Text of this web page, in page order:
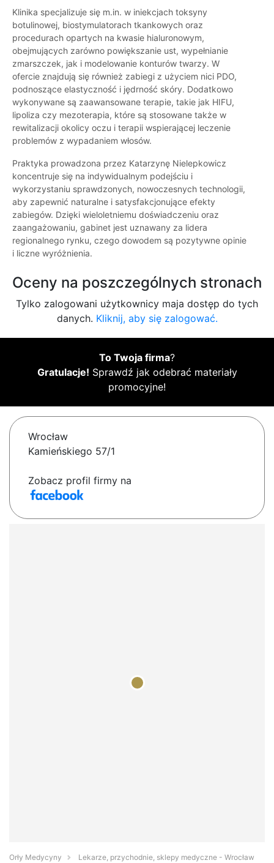
Klinika specjalizuje się m.in. w iniekcjach toksyny
botulinowej, biostymulatorach tkankowych oraz
procedurach opartych na kwasie hialuronowym,
obejmujących zarówno powiększanie ust, wypełnianie
zmarszczek, jak i modelowanie konturów twarzy. W
ofercie znajdują się również zabiegi z użyciem nici PDO,
podnoszące elastyczność i jędrność skóry. Dodatkowo
wykonywane są zaawansowane terapie, takie jak HIFU,
lipoliza czy mezoterapia, które są stosowane także w
rewitalizacji okolicy oczu i terapii wspierającej leczenie
problemów z wypadaniem włosów.
Praktyka prowadzona przez Katarzynę Nielepkowicz
koncentruje się na indywidualnym podejściu i
wykorzystaniu sprawdzonych, nowoczesnych technologii,
aby zapewnić naturalne i satysfakcjonujące efekty
zabiegów. Dzięki wieloletniemu doświadczeniu oraz
zaangażowaniu, gabinet jest uznawany za lidera
regionalnego rynku, czego dowodem są pozytywne opinie
i liczne wyróżnienia.
Oceny na poszczególnych stronach
Tylko zalogowani użytkownicy maja dostęp do tych
danych. Kliknij, aby się zalogować.
To Twoja firma?
Gratulacje! Sprawdź jak odebrać materiały
promocyjne!
Wrocław
Kamieńskiego 57/1
Zobacz profil firmy na
Orły Medycyny
Lekarze, przychodnie, sklepy medyczne - Wrocław